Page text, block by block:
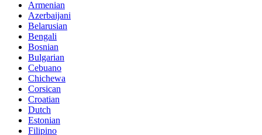
Armenian
Azerbaijani
Belarusian
Bengali
Bosnian
Bulgarian
Cebuano
Chichewa
Corsican
Croatian
Dutch
Estonian
Filipino